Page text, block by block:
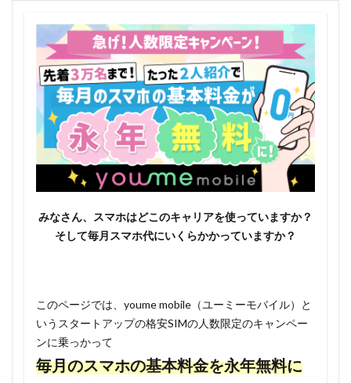
みなさん、スマホはどこのキャリアを使っていますか？
そして毎月スマホ代にいくらかかっていますか？
このページでは、youme mobile（ユーミーモバイル）と
いうスタートアップの格安SIMの人数限定のキャンペー
ンに乗っかって
毎月のスマホの基本料金を永年無料に